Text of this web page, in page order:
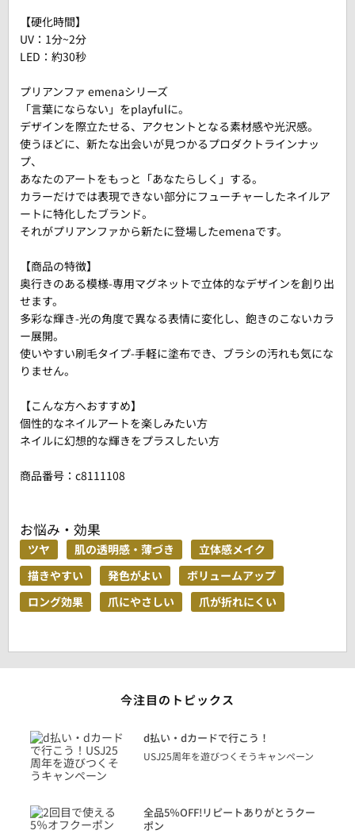
【硬化時間】
UV：1分~2分
LED：約30秒
プリアンファ emenaシリーズ
「言葉にならない」をplayfulに。
デザインを際立たせる、アクセントとなる素材感や光沢感。
使うほどに、新たな出会いが見つかるプロダクトラインナッ
プ、
あなたのアートをもっと「あなたらしく」する。
カラーだけでは表現できない部分にフューチャーしたネイルア
ートに特化したブランド。
それがプリアンファから新たに登場したemenaです。
【商品の特徴】
奥行きのある模様-専用マグネットで立体的なデザインを創り出
せます。
多彩な輝き-光の角度で異なる表情に変化し、飽きのこないカラ
ー展開。
使いやすい刷毛タイプ-手軽に塗布でき、ブラシの汚れも気にな
りません。
【こんな方へおすすめ】
個性的なネイルアートを楽しみたい方
ネイルに幻想的な輝きをプラスしたい方
商品番号： c8111108
お悩み・効果
ツヤ 肌の透明感・薄づき
立体感メイク
描きやすい
発色がよい
ボリュームアップ
ロング効果
爪にやさしい 爪が折れにくい
今注目のトピックス
d払い・dカードで行こう！
USJ25周年を遊びつくそうキャンペーン
全品5％OFF!リピートありがとうクー
ポン